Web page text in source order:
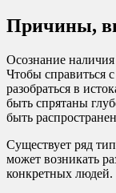
Причины,
Осознание
Чтобы справиться
разобраться в
быть спрятаны
быть
Существует ряд
может возникать
конкретных людей.